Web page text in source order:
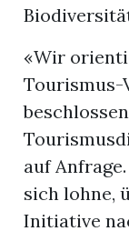
«Wir
Tourismus-
auf
sich lohne,
Initiative